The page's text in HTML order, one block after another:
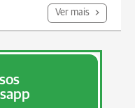
Ver mais